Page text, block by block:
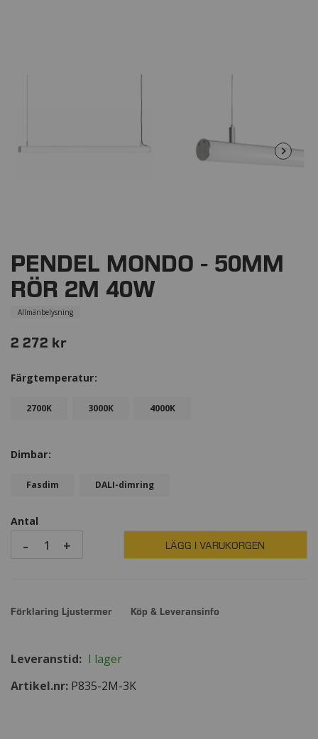
PENDEL MONDO - 50MM
RÖR 2M 40W
Allmänbelysning
2 272 kr
Färgtemperatur
2700K 3000K 4000K
Dimbar
Fasdim DALI-dimring
Antal
- + LÄGG I VARUKORGEN
Förklaring Ljustermer Köp & Leveransinfo
Leveranstid: I lager
Artikel.nr P835-2M-3K